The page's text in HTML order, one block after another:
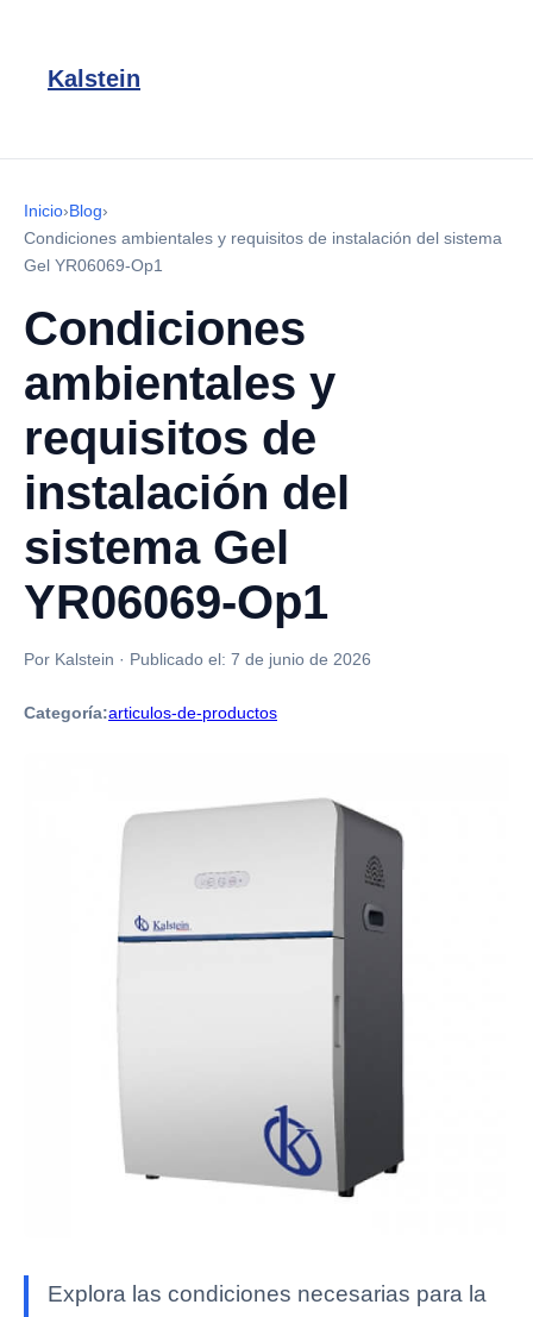
Kalstein
Inicio›Blog›
Condiciones ambientales y requisitos de instalación del sistema
Gel YR06069-Op1
Condiciones
ambientales y
requisitos de
instalación del
sistema Gel
YR06069-Op1
Por Kalstein · Publicado el: 7 de junio de 2026
Categoría:articulos-de-productos
Explora las condiciones necesarias para la